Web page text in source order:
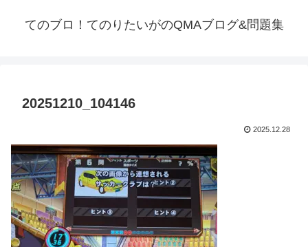
てのブロ！てのりたいがのQMAブログ&問題集
20251210_104146
2025.12.28